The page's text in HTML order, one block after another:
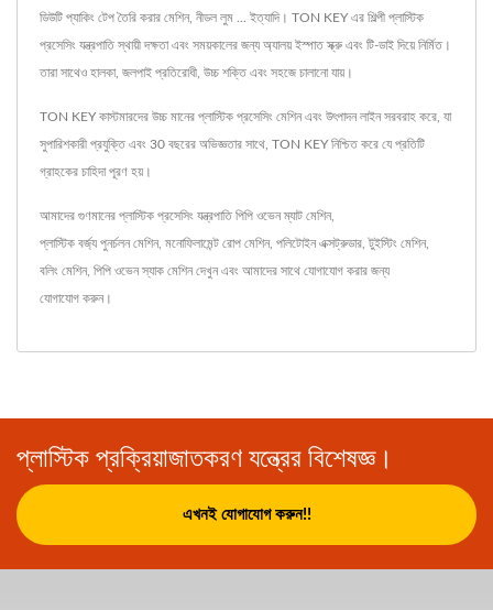
ডিউটি প্যাকিং টেপ তৈরি করার মেশিন, নীডল লুম ... ইত্যাদি। TON KEY এর শিল্পী প্লাস্টিক
প্রসেসিং যন্ত্রপাতি স্থায়ী দক্ষতা এবং সময়কালের জন্য অ্যালয় ইস্পাত স্ক্রু এবং টি-ডাই দিয়ে নির্মিত।
তারা সাথেও হালকা, জলপাই প্রতিরোধী, উচ্চ শক্তি এবং সহজে চালানো যায়।
TON KEY কাস্টমারদের উচ্চ মানের প্লাস্টিক প্রসেসিং মেশিন এবং উৎপাদন লাইন সরবরাহ করে, যা
সুপারিশকারী প্রযুক্তি এবং 30 বছরের অভিজ্ঞতার সাথে, TON KEY নিশ্চিত করে যে প্রতিটি
গ্রাহকের চাহিদা পূরণ হয়।
আমাদের গুণমানের প্লাস্টিক প্রসেসিং যন্ত্রপাতি পিপি ওভেন ম্যাট মেশিন,
প্লাস্টিক বর্জ্য পুনর্চলন মেশিন, মনোফিলামেন্ট রোপ মেশিন, পলিটোইন এক্সট্রুডার ,টুইস্টিং মেশিন,
বলিং মেশিন, পিপি ওভেন স্যাক মেশিনদেখুন এবং আমাদের সাথে যোগাযোগ করার জন্য
যোগাযোগ করুন।
প্লাস্টিক প্রক্রিয়াজাতকরণ যন্ত্রের বিশেষজ্ঞ।
এখনই যোগাযোগ করুন!!